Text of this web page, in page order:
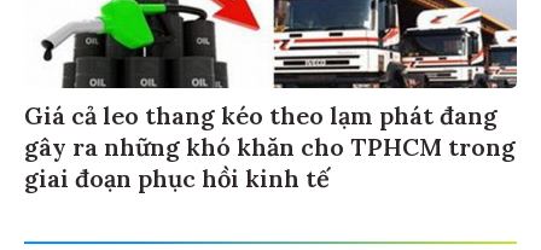
Giá cả leo thang kéo theo lạm phát đang
gây ra những khó khăn cho TPHCM trong
giai đoạn phục hồi kinh tế